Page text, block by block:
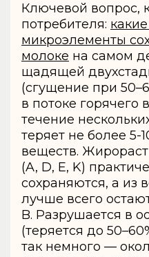
Ключевой вопрос,
потребителя:
микроэлементы
молоке на самом
щадящей
(сгущение при
в потоке горячего
течение
теряет не более 5-
веществ.
(A, D, E, K)
сохраняются, а из
лучше всего
B. Разрушается в
(теряется до
так немного —